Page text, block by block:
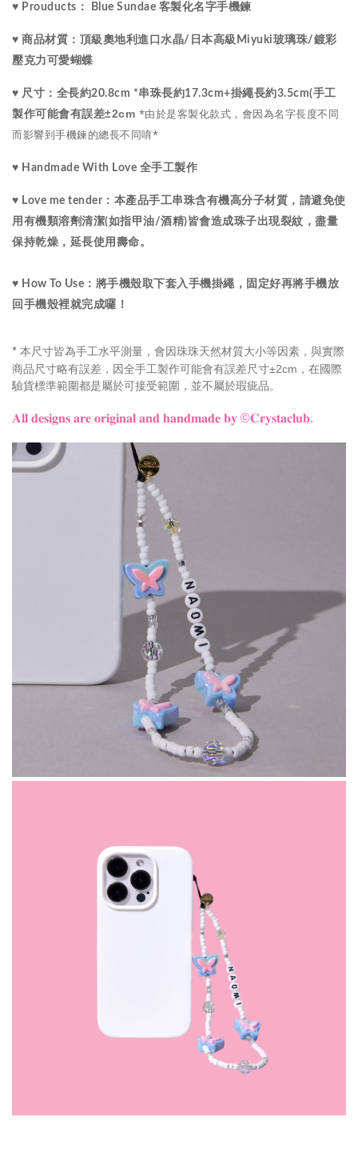
♥ Prouducts： Blue Sundae 客製化名字手機鍊
♥ 商品材質： 頂級奧地利進口 水晶/ 日本高級Miyuki玻璃珠/鍍彩
壓克力可愛蝴蝶
♥ 尺寸： 全長約20.8cm *串珠長約17.3cm+掛繩長約3.5cm(手工
製作可能會有誤差±2cm *由於是客製化款式，會因為名字長度不同
而影響到手機鍊的總長不同唷*
♥ Handmade With Love 全手工製作
♥ Love me tender： 本產品手工串珠含有機高分子材質，請避免使
用有機類溶劑清潔(如指甲油/酒精)皆會造成珠子出現裂紋，盡量
保持乾燥，延長使用壽命。
♥ How To Use：將手機殼取下套入手機掛繩，固定好再將手機放
回手機殼裡就完成囉！
* 本尺寸皆為手工水平測量，會因珠珠天然材質大小等因素，與實際
商品尺寸略有誤差，因全手工製作可能會有誤差尺寸±2cm，在國際
驗貨標準範圍都是屬於可接受範圍，並不屬於瑕疵品。
𝐀𝐥𝐥 𝐝𝐞𝐬𝐢𝐠𝐧𝐬 𝐚𝐫𝐞 𝐨𝐫𝐢𝐠𝐢𝐧𝐚𝐥 𝐚𝐧𝐝 𝐡𝐚𝐧𝐝𝐦𝐚𝐝𝐞 𝐛𝐲 ©𝐂𝐫𝐲𝐬𝐭𝐚𝐜𝐥𝐮𝐛.